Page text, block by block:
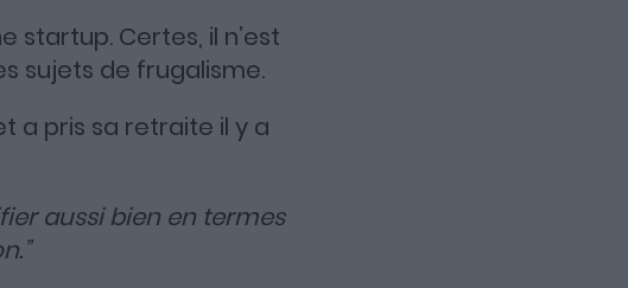
startup. Certes, il n’est
sujets de frugalisme.
a pris sa retraite il y a
aussi bien en termes